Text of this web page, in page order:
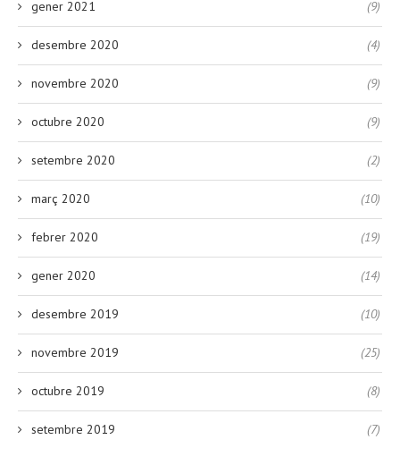
gener 2021 (9)
desembre 2020 (4)
novembre 2020 (9)
octubre 2020 (9)
setembre 2020 (2)
març 2020 (10)
febrer 2020 (19)
gener 2020 (14)
desembre 2019 (10)
novembre 2019 (25)
octubre 2019 (8)
setembre 2019 (7)